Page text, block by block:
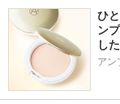
ひ
ン
し
アン